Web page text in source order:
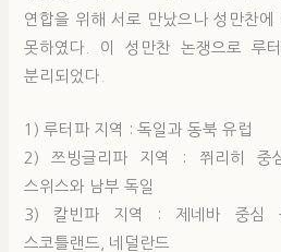
연합을 위해 서로 만났으나 성만찬에
못하였다. 이 성만찬 논쟁으로 루
분리되었다.
1) 루터파 지역 : 독일과 동북 유럽
2) 쯔빙글리파 지역 : 쮜리히 중
스위스와 남부 독일
3) 칼빈파 지역 : 제네바 중심
스코틀랜드, 네덜란드